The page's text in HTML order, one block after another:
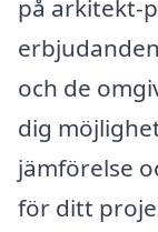
på arkitekt-
och de
dig
jämförelse
för ditt